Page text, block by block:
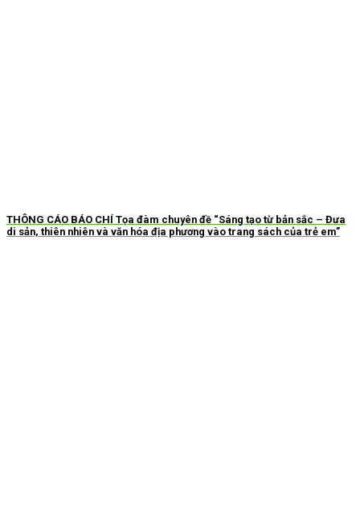
THÔNG CÁO BÁO CHÍ Tọa đàm chuyên đề “Sáng tạo từ bản sắc – Đưa
di sản, thiên nhiên và văn hóa địa phương vào trang sách của trẻ em”